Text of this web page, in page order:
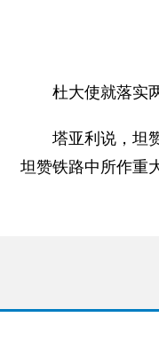
杜大使就落实
塔亚利说，坦
坦赞铁路中所作重